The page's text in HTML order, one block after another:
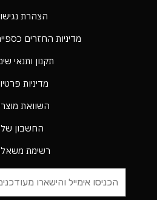
הצהרת
מדיניות החזרים
תקנון ותנאי
מדיניות
השוואת
החשבון
רשימת